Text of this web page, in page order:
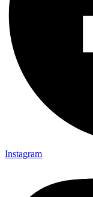
Instagram